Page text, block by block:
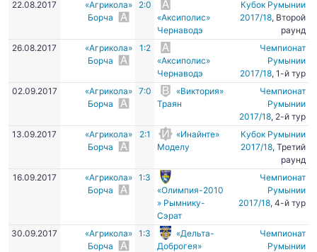
22.08.2017
«Агрикола»
Борча
2:0
«Аксиполис»
Чернаводэ
Кубок Румынии
2017/18, Второй
раунд
26.08.2017
«Агрикола»
Борча
1:2
«Аксиполис»
Чернаводэ
Чемпионат
Румынии
2017/18, 1-й тур
02.09.2017
«Агрикола»
Борча
7:0
«Виктория»
Траян
Чемпионат
Румынии
2017/18, 2-й тур
13.09.2017
«Агрикола»
Борча
2:1
«Инайнте»
Моделу
Кубок Румынии
2017/18, Третий
раунд
16.09.2017
«Агрикола»
Борча
1:3
«Олимпия-2010
» Рымнику-
Сэрат
Чемпионат
Румынии
2017/18, 4-й тур
30.09.2017
«Агрикола»
Борча
1:3
«Дельта-
Доброгея»
Чемпионат
Румынии